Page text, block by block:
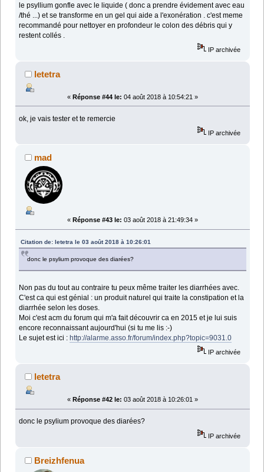
le psyllium gonfle avec le liquide ( donc a prendre évidement avec eau
/thé ...) et se transforme en un gel qui aide a l'exonération . c'est meme
recommandé pour nettoyer en profondeur le colon des débris qui y
restent collés .
IP archivée
letetra
« Réponse #44 le: 04 août 2018 à 10:54:21 »
ok, je vais tester et te remercie
IP archivée
mad
« Réponse #43 le: 03 août 2018 à 21:49:34 »
Citation de: letetra le 03 août 2018 à 10:26:01
donc le psylium provoque des diarées?
Non pas du tout au contraire tu peux même traiter les diarrhées avec.
C'est ca qui est génial : un produit naturel qui traite la constipation et la
diarrhée selon les doses.
Moi c'est acm du forum qui m'a fait découvrir ca en 2015 et je lui suis
encore reconnaissant aujourd'hui (si tu me lis :-)
Le sujet est ici : http://alarme.asso.fr/forum/index.php?topic=9031.0
IP archivée
letetra
« Réponse #42 le: 03 août 2018 à 10:26:01 »
donc le psylium provoque des diarées?
IP archivée
Breizhfenua